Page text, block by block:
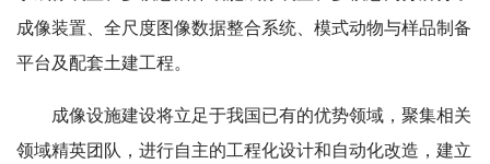
成像装置、全尺度图像数据整合系统、模式动物与样品制备
平台及配套土建工程。
成像设施建设将立足于我国已有的优势领域，聚集相关
领域精英团队，进行自主的工程化设计和自动化改造，建立